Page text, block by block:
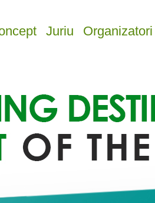
Juriu Organizatori